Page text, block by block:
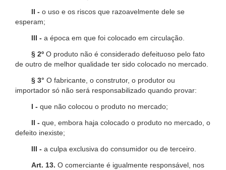
II - o uso e os riscos que razoavelmente dele se
esperam;
III - a época em que foi colocado em circulação.
§ 2º O produto não é considerado defeituoso pelo fato
de outro de melhor qualidade ter sido colocado no mercado.
§ 3° O fabricante, o construtor, o produtor ou
importador só não será responsabilizado quando provar:
I - que não colocou o produto no mercado;
II - que, embora haja colocado o produto no mercado, o
defeito inexiste;
III - a culpa exclusiva do consumidor ou de terceiro.
Art. 13. O comerciante é igualmente responsável, nos